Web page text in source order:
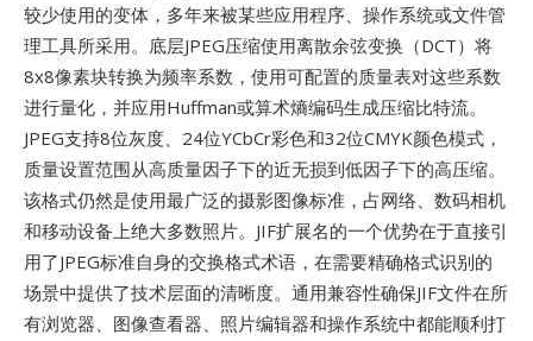
较少使用的变体，多年来被某些应用程序、操作系统或文件管
理工具所采用。底层JPEG压缩使用离散余弦变换（DCT）将
8x8像素块转换为频率系数，使用可配置的质量表对这些系数
进行量化，并应用Huffman或算术熵编码生成压缩比特流。
JPEG支持8位灰度、24位YCbCr彩色和32位CMYK颜色模式，
质量设置范围从高质量因子下的近无损到低因子下的高压缩。
该格式仍然是使用最广泛的摄影图像标准，占网络、数码相机
和移动设备上绝大多数照片。JIF扩展名的一个优势在于直接引
用了JPEG标准自身的交换格式术语，在需要精确格式识别的
场景中提供了技术层面的清晰度。通用兼容性确保JIF文件在所
有浏览器、图像查看器、照片编辑器和操作系统中都能顺利打